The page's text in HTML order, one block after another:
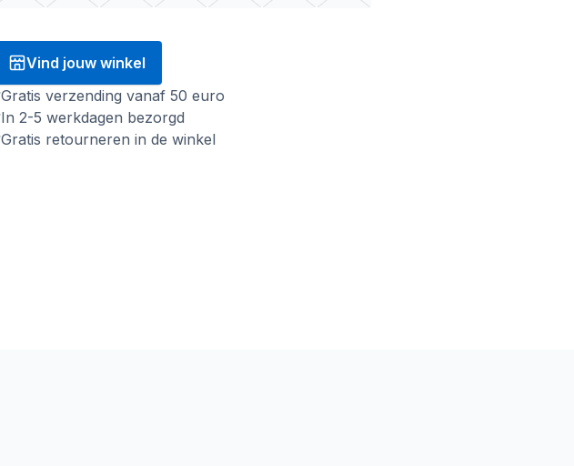
Vind jouw winkel
Gratis verzending vanaf 50 euro
In 2-5 werkdagen bezorgd
Gratis retourneren in de winkel